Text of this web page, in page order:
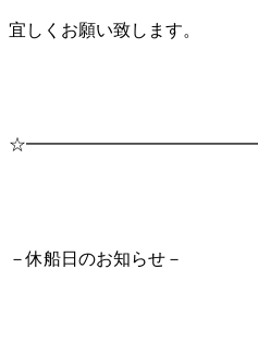
宜しくお願い致します。
－休船日のお知らせ－